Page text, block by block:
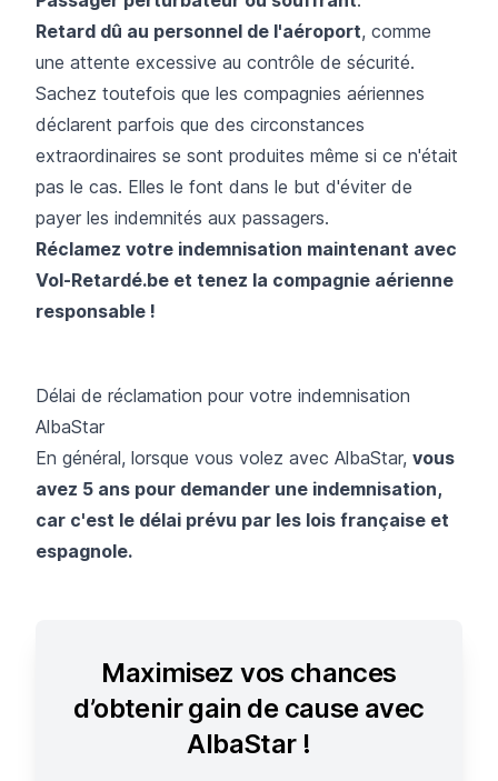
Retard dû au personnel de l'aéroport, comme
une attente excessive au contrôle de sécurité.
Sachez toutefois que les compagnies aériennes
déclarent parfois que des circonstances
extraordinaires se sont produites même si ce n'était
pas le cas. Elles le font dans le but d'éviter de
payer les indemnités aux passagers.
Réclamez votre indemnisation maintenant avec
Vol-Retardé.be et tenez la compagnie aérienne
responsable !
Délai de réclamation pour votre indemnisation
AlbaStar
En général, lorsque vous volez avec AlbaStar, vous
avez 5 ans pour demander une indemnisation,
car c'est le délai prévu par les lois française et
espagnole.
Maximisez vos chances
d’obtenir gain de cause avec
AlbaStar !